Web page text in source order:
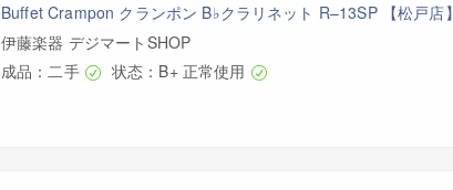
Buffet Crampon クランポン B♭クラリネット R–13SP 【松戸店】
伊藤楽器 デジマートSHOP
成品：二手
状态：B+ 正常使用